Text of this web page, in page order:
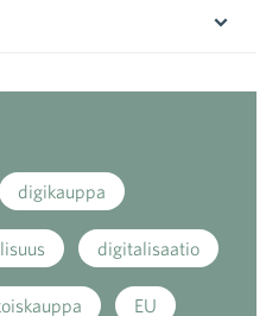
digikauppa
digitalisaatio
EU